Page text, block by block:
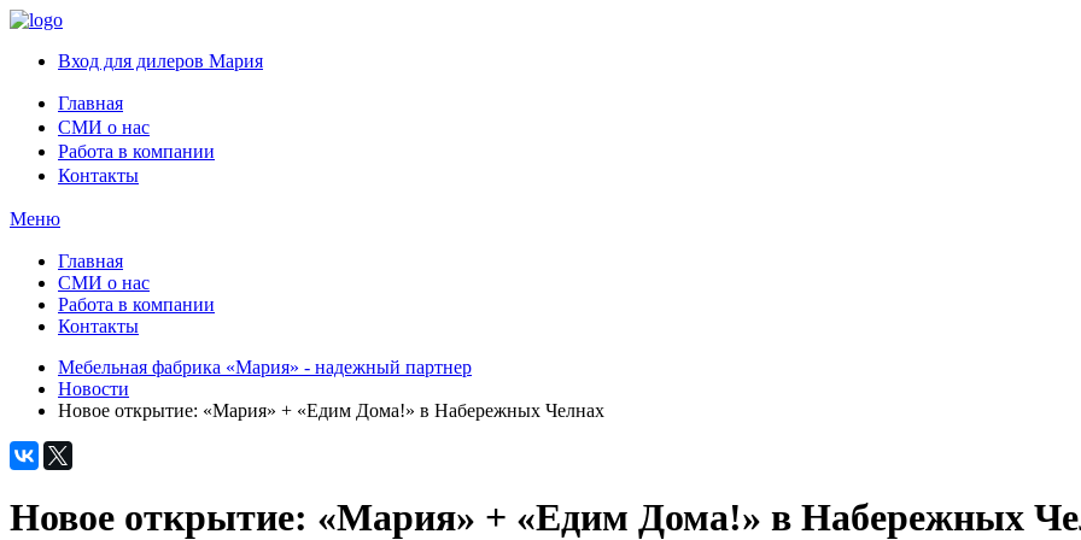
Вход для дилеров Мария
Главная
СМИ о нас
Работа в компании
Контакты
Меню
Главная
СМИ о нас
Работа в компании
Контакты
Мебельная фабрика «Мария» - надежный партнер
Новости
Новое открытие: «Мария» + «Едим Дома!» в Набережных Челнах
Новое открытие: «Мария» + «Едим Дома!» в Набережных